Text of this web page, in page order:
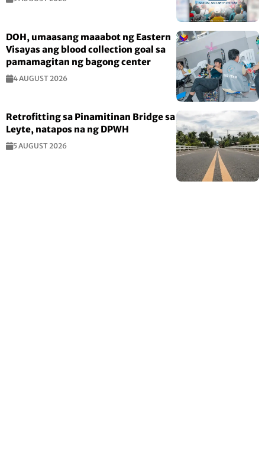
DOH, umaasang maaabot ng Eastern
Visayas ang blood collection goal sa
pamamagitan ng bagong center
4 AUGUST 2026
Retrofitting sa Pinamitinan Bridge sa
Leyte, natapos na ng DPWH
5 AUGUST 2026